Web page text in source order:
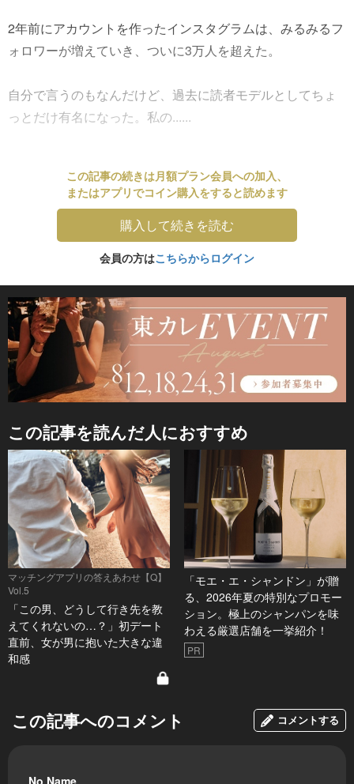
2年前にアカウントを作ったインスタグラムは、みるみるフ
ォロワーが増えていき、ついに3万人を超えた。
自分で言うのもなんだけど、過去に読者モデルとしてちょ
っとだけ有名になった。私の......
この記事の続きは月額プラン会員への加入、
またはアプリでコイン購入をすると読めます
購入して続きを読む
会員の方はこちらからログイン
この記事を読んだ人におすすめ
マッチングアプリの答えあわせ【Q】
Vol.5
「この男、どうして行き先を教
えてくれないの…？」初デート
直前、女が男に抱いた大きな違
和感
「モエ・エ・シャンドン」が贈
る、2026年夏の特別なプロモー
ション。極上のシャンパンを味
わえる厳選店舗を一挙紹介！
PR
この記事へのコメント コメントする